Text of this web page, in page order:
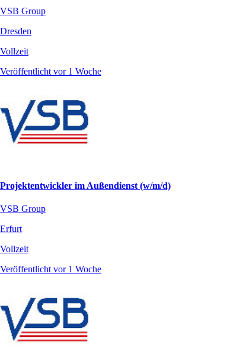
VSB Group
Dresden
Vollzeit
Veröffentlicht vor 1 Woche
Projektentwickler im Außendienst (w/m/d)
VSB Group
Erfurt
Vollzeit
Veröffentlicht vor 1 Woche